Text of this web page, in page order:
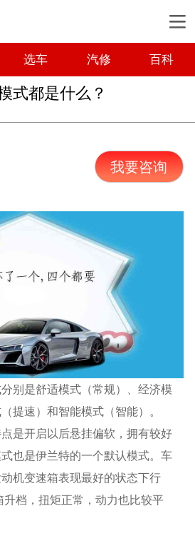
选车 汽修 百科
式都是什么？
我要咨询
别是舒适模式（常规）、经济模
提速）和智能模式（智能）。
是开启以后悬挂偏软，拥有较好
也是伊兰特的一个默认模式。车
机变速箱表现最好的状态下行
档，扭矩正常，动力也比较平